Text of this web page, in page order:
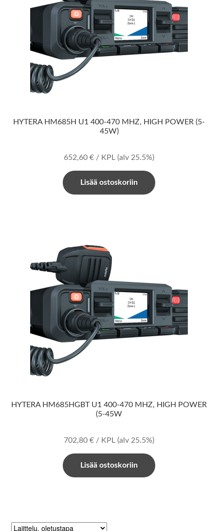
HYTERA HM685H U1 400-470 MHZ, HIGH POWER (5-
45W)
652,60 € / KPL (alv 25.5%)
Lisää ostoskoriin
HYTERA HM685HGBT U1 400-470 MHZ, HIGH POWER
(5-45W
702,80 € / KPL (alv 25.5%)
Lisää ostoskoriin